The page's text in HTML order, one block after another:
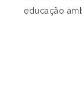
educação